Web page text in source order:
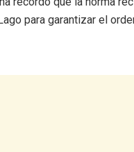
para garantizar el